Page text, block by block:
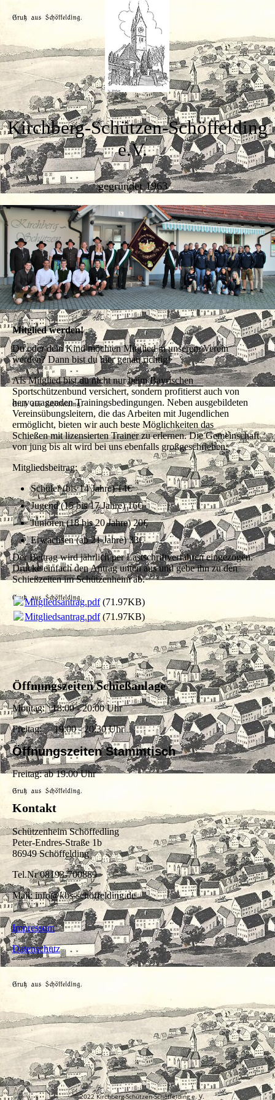
Kirchberg-Schützen-Schöffelding
e.V.
gegründet 1963
Mitglied werden!
Du oder dein Kind möchten Mitglied in unserem Verein
werden? Dann bist du hier genau richtig!
Als Mitglied bist du nicht nur beim Bayrischen
Sportschützenbund versichert, sondern profitierst auch von
hervorragenden Trainingsbedingungen. Neben ausgebildeten
Vereinsübungsleitern, die das Arbeiten mit Jugendlichen
ermöglicht, bieten wir auch beste Möglichkeiten das
Schießen mit lizensierten Trainer zu erlernen. Die Gemeinschaft
von jung bis alt wird bei uns ebenfalls großgeschrieben.
Mitgliedsbeitrag:
Schüler (bis 14 Jahre) 14€
Jugend (15 bis 17 Jahre) 16€
Junioren (18 bis 20 Jahre) 20€
Erwachsen (ab 21 Jahre) 33€
Der Beitrag wird jährlich per Lastschriftverfahren eingezogen.
Drucke einfach den Antrag unten aus und gebe ihn zu den
Schießzeiten im Schützenheim ab.
Mitgliedsantrag.pdf(71.97KB)
Mitgliedsantrag.pdf(71.97KB)
Öffnungszeiten Schießanlage
Montag: 18:00 - 20:00 Uhr
Freitag: 19:00 - 20:30 Uhr
Öffnungszeiten Stammtisch
Freitag: ab 19:00 Uhr
Kontakt
Schützenheim Schöffedling
Peter-Endres-Straße 1b
86949 Schöffelding
Tel.Nr 08193-700889
Mail: info@kbs-schöffelding.de
Impressum
Datenschutz
© 2022 Kirchberg-Schützen-Schöffelding e. V.